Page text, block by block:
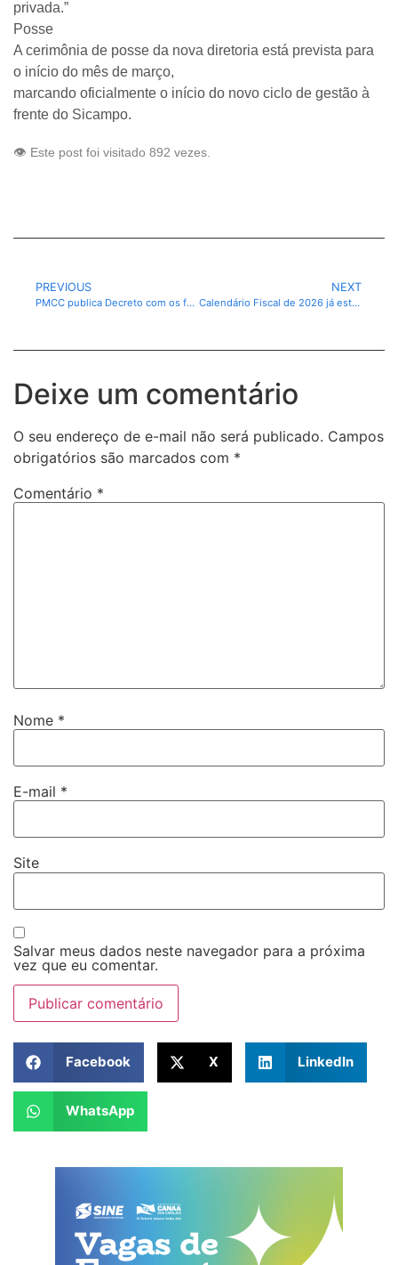
privada.”
Posse
A cerimônia de posse da nova diretoria está prevista para
o início do mês de março,
marcando oficialmente o início do novo ciclo de gestão à
frente do Sicampo.
👁️ Este post foi visitado 892 vezes.
PREVIOUS
PMCC publica Decreto com os feriados municipais, estaduais e nacionais
NEXT
Calendário Fiscal de 2026 já está vigente por do DECRETO- 1.532, em CANAÃ DOS CARAJÁS-PA.
Deixe um comentário
O seu endereço de e-mail não será publicado. Campos
obrigatórios são marcados com *
Comentário *
Nome *
E-mail *
Site
Salvar meus dados neste navegador para a próxima
vez que eu comentar.
Facebook X LinkedIn
WhatsApp